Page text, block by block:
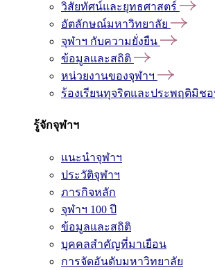
วิสัยทัศน์และยุทธศาสตร์
อัตลักษณ์มหาวิทยาลัย
จุฬาฯ กับความยั่งยืน
ข้อมูลและสถิติ
หน่วยงานของจุฬาฯ
ร้องเรียนทุจริตและประพฤติมิช
รู้จักจุฬาฯ
แนะนำจุฬาฯ
ประวัติจุฬาฯ
ภารกิจหลัก
จุฬาฯ 100 ปี
ข้อมูลและสถิติ
บุคคลสำคัญที่มาเยือน
การจัดอันดับมหาวิทยาลัย